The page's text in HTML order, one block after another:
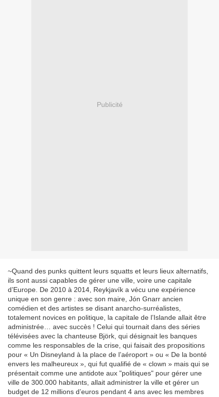
Publicité
~Quand des punks quittent leurs squatts et leurs lieux alternatifs,
ils sont aussi capables de gérer une ville, voire une capitale
d’Europe. De 2010 à 2014, Reykjavík a vécu une expérience
unique en son genre : avec son maire, Jón Gnarr ancien
comédien et des artistes se disant anarcho-surréalistes,
totalement novices en politique, la capitale de l’Islande allait être
administrée… avec succès ! Celui qui tournait dans des séries
télévisées avec la chanteuse Björk, qui désignait les banques
comme les responsables de la crise, qui faisait des propositions
pour « Un Disneyland à la place de l’aéroport » ou « De la bonté
envers les malheureux », qui fut qualifié de « clown » mais qui se
présentait comme une antidote aux "politiques" pour gérer une
ville de 300.000 habitants, allait administrer la ville et gérer un
budget de 12 millions d’euros pendant 4 ans avec les membres